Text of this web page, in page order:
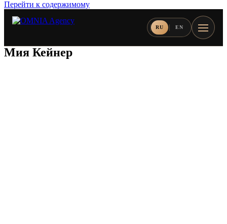
Перейти к содержимому
RU EN
Мия Кейнер